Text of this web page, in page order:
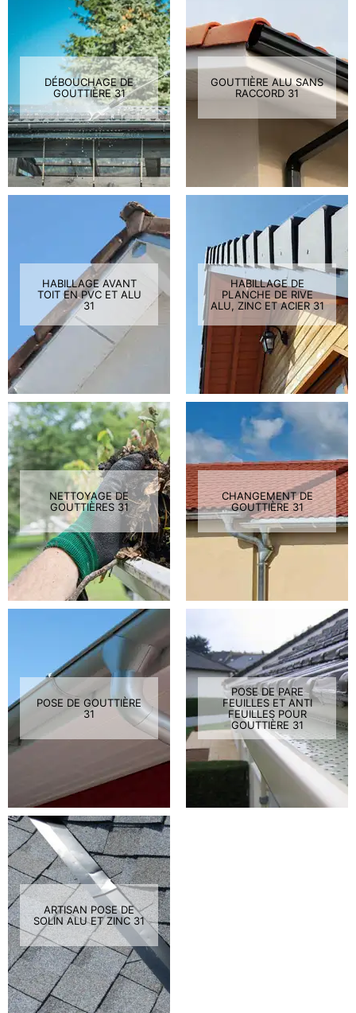
DÉBOUCHAGE DE
GOUTTIÈRE 31
GOUTTIÈRE ALU SANS
RACCORD 31
HABILLAGE AVANT
TOIT EN PVC ET ALU
31
HABILLAGE DE
PLANCHE DE RIVE
ALU, ZINC ET ACIER 31
NETTOYAGE DE
GOUTTIÈRES 31
CHANGEMENT DE
GOUTTIÈRE 31
POSE DE GOUTTIÈRE
31
POSE DE PARE
FEUILLES ET ANTI
FEUILLES POUR
GOUTTIÈRE 31
ARTISAN POSE DE
SOLIN ALU ET ZINC 31